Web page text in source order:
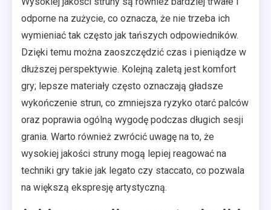
odporne na zużycie, co oznacza, że nie trzeba ich
wymieniać tak często jak tańszych odpowiedników.
Dzięki temu można zaoszczędzić czas i pieniądze w
dłuższej perspektywie. Kolejną zaletą jest komfort
gry; lepsze materiały często oznaczają gładsze
wykończenie strun, co zmniejsza ryzyko otarć palców
oraz poprawia ogólną wygodę podczas długich sesji
grania. Warto również zwrócić uwagę na to, że
wysokiej jakości struny mogą lepiej reagować na
techniki gry takie jak legato czy staccato, co pozwala
na większą ekspresję artystyczną.